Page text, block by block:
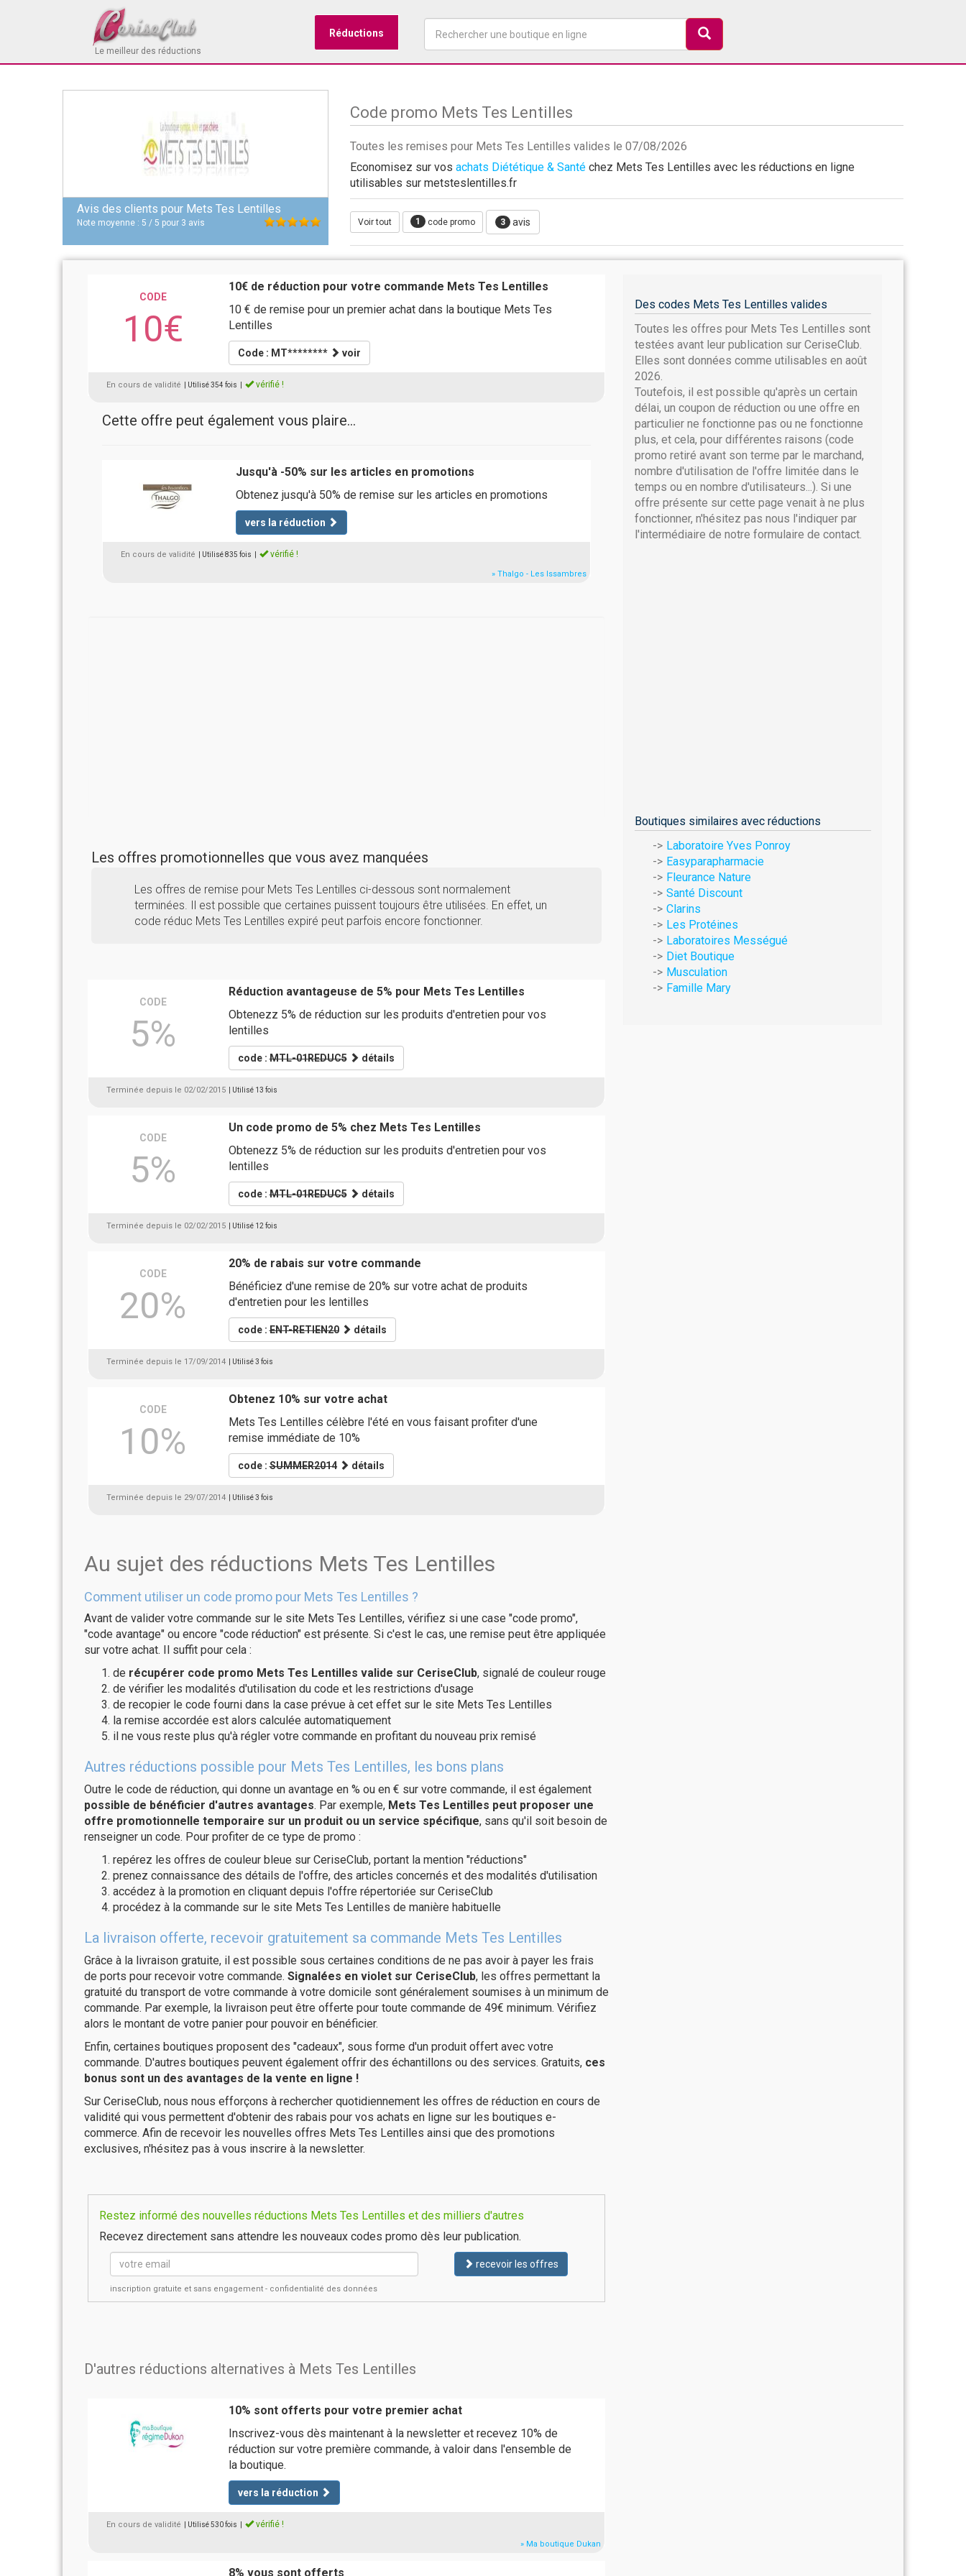
Le meilleur des réductions
Réductions
Avis des clients pour Mets Tes Lentilles
Note moyenne : 5 / 5 pour 3 avis
Code promo Mets Tes Lentilles
Toutes les remises pour Mets Tes Lentilles valides le 07/08/2026
Economisez sur vos achats Diététique & Santé chez Mets Tes Lentilles avec les réductions en ligne
utilisables sur metsteslentilles.fr
Voir tout 1 code promo 3 avis
CODE
10€
10€ de réduction pour votre commande Mets Tes Lentilles
10 € de remise pour un premier achat dans la boutique Mets Tes
Lentilles
Code : MT******** voir
En cours de validité | Utilisé 354 fois vérifié !
Cette offre peut également vous plaire...
Jusqu'à -50% sur les articles en promotions
Obtenez jusqu'à 50% de remise sur les articles en promotions
vers la réduction
En cours de validité | Utilisé 835 fois vérifié !
» Thalgo - Les Issambres
Les offres promotionnelles que vous avez manquées
Les offres de remise pour Mets Tes Lentilles ci-dessous sont normalement
terminées. Il est possible que certaines puissent toujours être utilisées. En effet, un
code réduc Mets Tes Lentilles expiré peut parfois encore fonctionner.
CODE
5%
Réduction avantageuse de 5% pour Mets Tes Lentilles
Obtenezz 5% de réduction sur les produits d'entretien pour vos
lentilles
code :MTL-01REDUC5 détails
Terminée depuis le 02/02/2015 | Utilisé 13 fois
CODE
5%
Un code promo de 5% chez Mets Tes Lentilles
Obtenezz 5% de réduction sur les produits d'entretien pour vos
lentilles
code :MTL-01REDUC5 détails
Terminée depuis le 02/02/2015 | Utilisé 12 fois
CODE
20%
20% de rabais sur votre commande
Bénéficiez d'une remise de 20% sur votre achat de produits
d'entretien pour les lentilles
code :ENT-RETIEN20 détails
Terminée depuis le 17/09/2014 | Utilisé 3 fois
CODE
10%
Obtenez 10% sur votre achat
Mets Tes Lentilles célèbre l'été en vous faisant profiter d'une
remise immédiate de 10%
code :SUMMER2014 détails
Terminée depuis le 29/07/2014 | Utilisé 3 fois
Au sujet des réductions Mets Tes Lentilles
Comment utiliser un code promo pour Mets Tes Lentilles ?
Avant de valider votre commande sur le site Mets Tes Lentilles, vérifiez si une case "code promo",
"code avantage" ou encore "code réduction" est présente. Si c'est le cas, une remise peut être appliquée
sur votre achat. Il suffit pour cela :
de récupérer code promo Mets Tes Lentilles valide sur CeriseClub, signalé de couleur rouge
de vérifier les modalités d'utilisation du code et les restrictions d'usage
de recopier le code fourni dans la case prévue à cet effet sur le site Mets Tes Lentilles
la remise accordée est alors calculée automatiquement
il ne vous reste plus qu'à régler votre commande en profitant du nouveau prix remisé
Autres réductions possible pour Mets Tes Lentilles, les bons plans
Outre le code de réduction, qui donne un avantage en % ou en € sur votre commande, il est également
possible de bénéficier d'autres avantages. Par exemple, Mets Tes Lentilles peut proposer une
offre promotionnelle temporaire sur un produit ou un service spécifique, sans qu'il soit besoin de
renseigner un code. Pour profiter de ce type de promo :
repérez les offres de couleur bleue sur CeriseClub, portant la mention "réductions"
prenez connaissance des détails de l'offre, des articles concernés et des modalités d'utilisation
accédez à la promotion en cliquant depuis l'offre répertoriée sur CeriseClub
procédez à la commande sur le site Mets Tes Lentilles de manière habituelle
La livraison offerte, recevoir gratuitement sa commande Mets Tes Lentilles
Grâce à la livraison gratuite, il est possible sous certaines conditions de ne pas avoir à payer les frais
de ports pour recevoir votre commande. Signalées en violet sur CeriseClub, les offres permettant la
gratuité du transport de votre commande à votre domicile sont généralement soumises à un minimum de
commande. Par exemple, la livraison peut être offerte pour toute commande de 49€ minimum. Vérifiez
alors le montant de votre panier pour pouvoir en bénéficier.
Enfin, certaines boutiques proposent des "cadeaux", sous forme d'un produit offert avec votre
commande. D'autres boutiques peuvent également offrir des échantillons ou des services. Gratuits, ces
bonus sont un des avantages de la vente en ligne !
Sur CeriseClub, nous nous efforçons à rechercher quotidiennement les offres de réduction en cours de
validité qui vous permettent d'obtenir des rabais pour vos achats en ligne sur les boutiques e-
commerce. Afin de recevoir les nouvelles offres Mets Tes Lentilles ainsi que des promotions
exclusives, n'hésitez pas à vous inscrire à la newsletter.
Restez informé des nouvelles réductions Mets Tes Lentilles et des milliers d'autres
Recevez directement sans attendre les nouveaux codes promo dès leur publication.
recevoir les offres
inscription gratuite et sans engagement - confidentialité des données
D'autres réductions alternatives à Mets Tes Lentilles
10% sont offerts pour votre premier achat
Inscrivez-vous dès maintenant à la newsletter et recevez 10% de
réduction sur votre première commande, à valoir dans l'ensemble de
la boutique.
vers la réduction
En cours de validité | Utilisé 530 fois vérifié !
» Ma boutique Dukan
8% vous sont offerts
Des codes Mets Tes Lentilles valides
Toutes les offres pour Mets Tes Lentilles sont
testées avant leur publication sur CeriseClub.
Elles sont données comme utilisables en août
2026.
Toutefois, il est possible qu'après un certain
délai, un coupon de réduction ou une offre en
particulier ne fonctionne pas ou ne fonctionne
plus, et cela, pour différentes raisons (code
promo retiré avant son terme par le marchand,
nombre d'utilisation de l'offre limitée dans le
temps ou en nombre d'utilisateurs...). Si une
offre présente sur cette page venait à ne plus
fonctionner, n'hésitez pas nous l'indiquer par
l'intermédiaire de notre formulaire de contact.
Boutiques similaires avec réductions
Laboratoire Yves Ponroy
Easyparapharmacie
Fleurance Nature
Santé Discount
Clarins
Les Protéines
Laboratoires Mességué
Diet Boutique
Musculation
Famille Mary